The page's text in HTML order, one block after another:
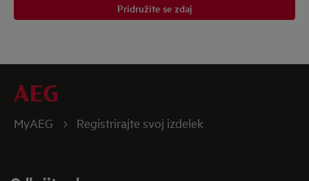
Pridružite se zdaj
MyAEG Registrirajte svoj izdelek